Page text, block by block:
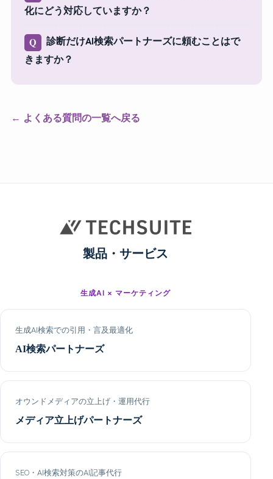
化にどう対応していますか？
Q
診断だけAI検索パートナーズに頼むことはで
きますか？
← よくある質問の一覧へ戻る
製品・サービス
生成AI × マーケティング
生成AI検索での引用・言及最適化
AI検索パートナーズ
オウンドメディアの立上げ・運用代行
メディア立上げパートナーズ
SEO・AI検索対策のAI記事代行